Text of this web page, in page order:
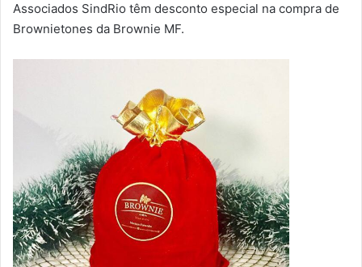
Associados SindRio têm desconto especial na compra de
Brownietones da Brownie MF.